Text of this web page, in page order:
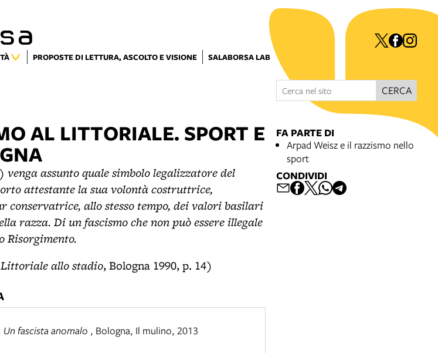
PROPOSTE DI LETTURA, ASCOLTO E VISIONE SALABORSA LAB
CERCA
AL LITTORIALE. SPORT E
assunto quale simbolo legalizzatore del
attestante la sua volontà costruttrice,
allo stesso tempo, dei valori basilari
razza. Di un fascismo che non può essere illegale
Risorgimento.
allo stadio, Bologna 1990, p. 14)
fascista anomalo , Bologna, Il mulino, 2013
FA PARTE DI
Arpad Weisz e il razzismo nello
sport
CONDIVIDI